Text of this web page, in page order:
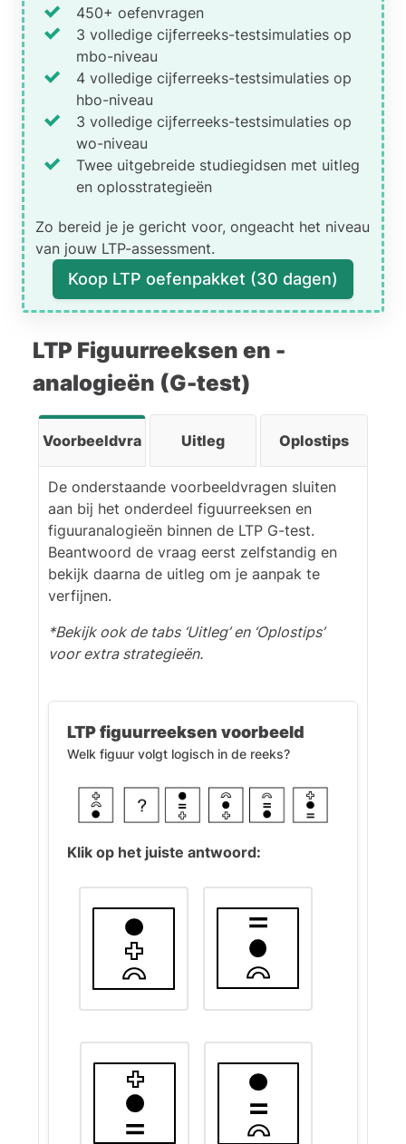
stappen tussen de getallen 3, 4
en 5. Schrijf de stappen op en let
goed op het onderliggende
patroon, zodat je ze toe kunt
passen op de overige stappen.
Als je deze verschillen bekijkt,
zie je dat ze twee duidelijke
regels volgen:
De bewerkingen wisselen
telkens in dezelfde
volgorde af: optellen,
delen, vermenigvuldigen,
aftrekken
Het getal waarmee je
rekent wordt bij elke stap
met 1 verhoogd. Dus eerst
+2, dan ÷3, dan ×4,
enzovoort.
ontbrekende getal terugrekenen.
450+ oefenvragen
3 volledige cijferreeks-testsimulaties op
mbo-niveau
4 volledige cijferreeks-testsimulaties op
hbo-niveau
3 volledige cijferreeks-testsimulaties op
wo-niveau
Twee uitgebreide studiegidsen met uitleg
en oplosstrategieën
Zo bereid je je gericht voor, ongeacht het niveau
van jouw LTP-assessment.
Koop LTP oefenpakket (30 dagen)
LTP Figuurreeksen en -
analogieën (G-test)
Voorbeeldvragen Uitleg Oplostips
De onderstaande voorbeeldvragen sluiten
aan bij het onderdeel figuurreeksen en
figuuranalogieën binnen de LTP G-test.
Beantwoord de vraag eerst zelfstandig en
bekijk daarna de uitleg om je aanpak te
verfijnen.
*Bekijk ook de tabs ‘Uitleg’ en ‘Oplostips’
voor extra strategieën.
LTP figuurreeksen voorbeeld
Welk figuur volgt logisch in de reeks?
Klik op het juiste antwoord: